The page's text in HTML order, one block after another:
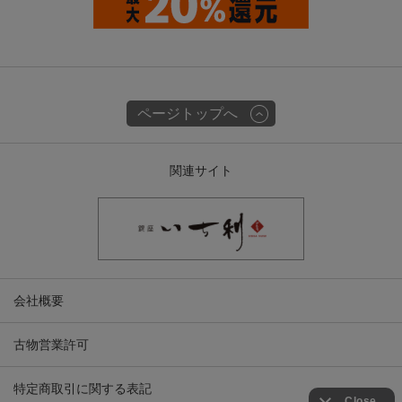
ページトップへ
関連サイト
会社概要
古物営業許可
特定商取引に関する表記